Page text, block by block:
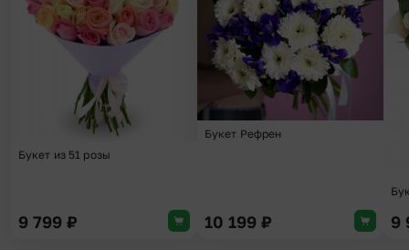
Букет из 51 розы
9 799 ₽
Букет Рефрен
10 199 ₽ 9